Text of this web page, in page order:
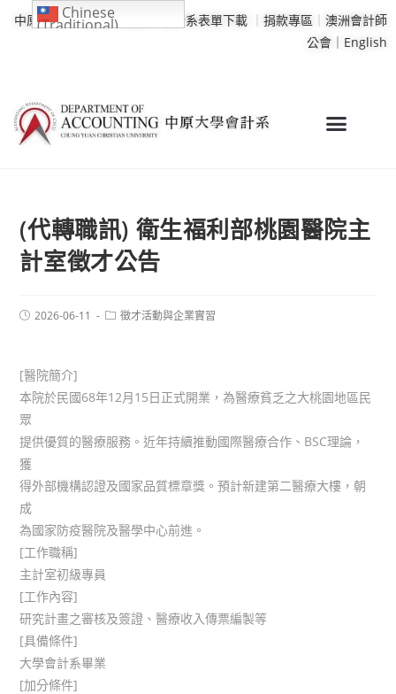
中原大學｜學校行事曆 會計系表單下載 ｜ 捐款專區 ｜ 澳洲會計師
公會｜ English
(代轉職訊) 衛生福利部桃園醫院主
計室徵才公告
2026-06-11 徵才活動與企業實習
[醫院簡介]
本院於民國68年12月15日正式開業，為醫療貧乏之大桃園地區民
眾
提供優質的醫療服務。近年持續推動國際醫療合作、BSC理論，
獲
得外部機構認證及國家品質標章獎。預計新建第二醫療大樓，朝
成
為國家防疫醫院及醫學中心前進。
[工作職稱]
主計室初級專員
[工作內容]
研究計畫之審核及簽證、醫療收入傳票編製等
[具備條件]
大學會計系畢業
[加分條件]
Chinese
(Traditional)